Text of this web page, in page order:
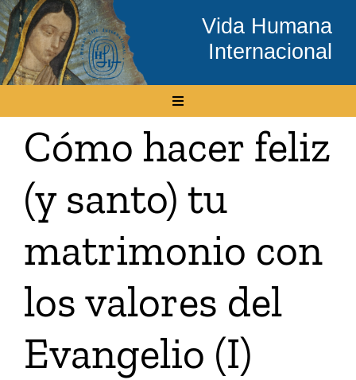
Skip
to
content
Vida Humana
Internacional
Toggle
Inicio
Conócenos
Temas
Boletín Electrónico
Media
Cómo hacer feliz
(y santo) tu
matrimonio con
los valores del
Evangelio (I)